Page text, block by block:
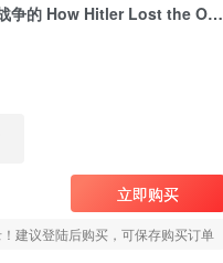
军事纪录片《希特勒是如何输掉石油战争的 How Hitler Lost the Oil War》下载
立即购买
建议登陆后购买，可保存购买订单